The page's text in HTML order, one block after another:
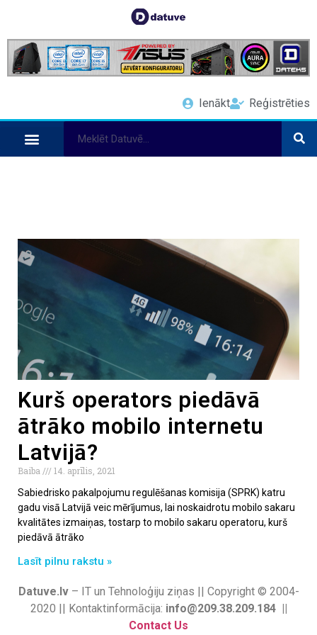
Ienākt Reģistrēties
Kurš operators piedāvā
ātrāko mobilo internetu
Latvijā?
Baiba
14. aprīlis, 2021
Sabiedrisko pakalpojumu regulēšanas komisija (SPRK) katru
gadu visā Latvijā veic mērījumus, lai noskaidrotu mobilo sakaru
kvalitātes izmaiņas, tostarp to mobilo sakaru operatoru, kurš
piedāvā ātrāko
Lasīt pilnu rakstu »
Datuve.lv– IT un Tehnoloģiju ziņas || Copyright © 2004-
2020 || Kontaktinformācija: info@209.38.209.184 ||
Contact Us